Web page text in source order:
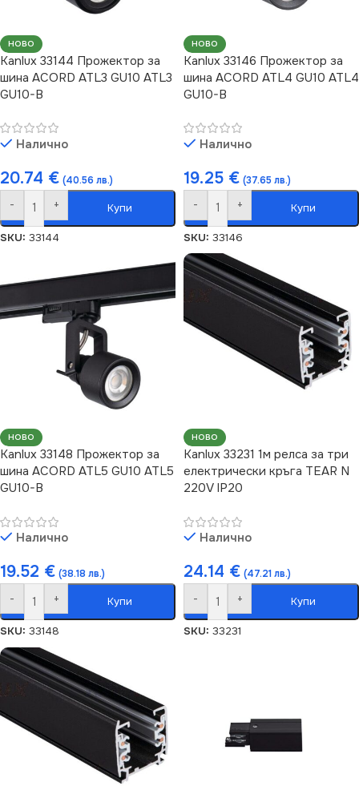
НОВО
Kanlux 33144 Прожектор за
шина ACORD ATL3 GU10 ATL3
GU10-B
Налично
20.74 € (40.56 лв.)
- + Купи
SKU: 33144
НОВО
Kanlux 33146 Прожектор за
шина ACORD ATL4 GU10 ATL4
GU10-B
Налично
19.25 € (37.65 лв.)
- + Купи
SKU: 33146
НОВО
Kanlux 33148 Прожектор за
шина ACORD ATL5 GU10 ATL5
GU10-B
Налично
19.52 € (38.18 лв.)
- + Купи
SKU: 33148
НОВО
Kanlux 33231 1м релса за три
електрически кръга TEAR N
220V IP20
Налично
24.14 € (47.21 лв.)
- + Купи
SKU: 33231